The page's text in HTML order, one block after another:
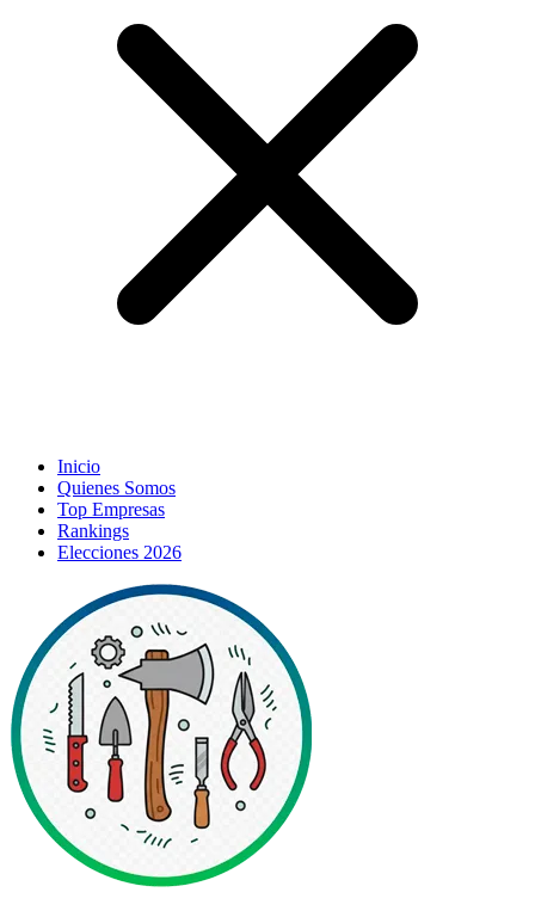
Inicio
Quienes Somos
Top Empresas
Rankings
Elecciones 2026